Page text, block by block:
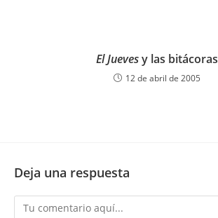
El Juevesy las bitácoras
12 de abril de 2005
Deja una respuesta
Comentario